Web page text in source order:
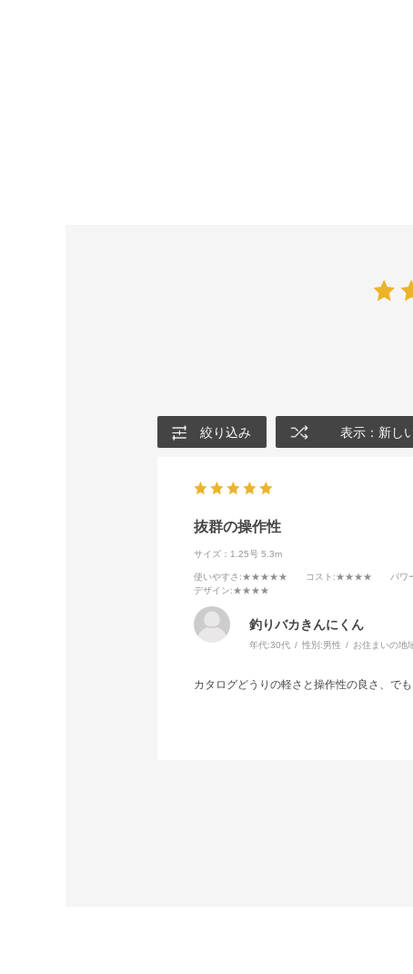
絞り込み 表示：新し
抜群の操作性
サイズ：1.25号 5.3m
使いやすさ :★★★★★ コスト :★★★★ パワ
デザイン:★★★★
釣りバカきんにくん
年代:30代 性別:男性 お住まいの地
カタログどうりの軽さと操作性の良さ、で